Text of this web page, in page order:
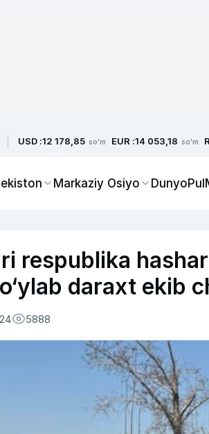
USD :12 178,85 so'm EUR :14 053,18 so'm
Markaziy Osiyo DunyoPul
respublika
daraxt ekib
5888